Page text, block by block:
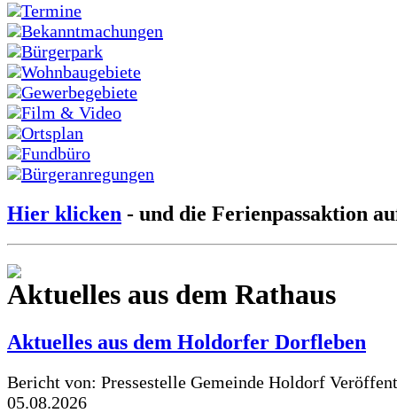
Termine
Bekanntmachungen
Bürgerpark
Wohnbaugebiete
Gewerbegebiete
Film & Video
Ortsplan
Fundbüro
Bürgeranregungen
Hier klicken - und die Ferienpassaktion
Aktuelles aus dem Rathaus
Aktuelles aus dem Holdorfer Dorfleben
Bericht von: Pressestelle Gemeinde Holdorf
05.08.2026